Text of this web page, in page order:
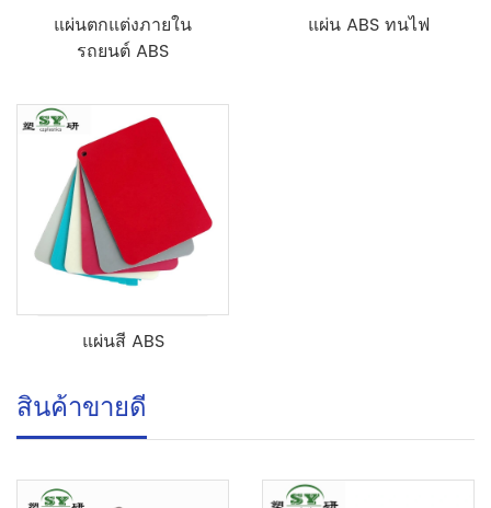
แผ่นตกแต่งภายใน
รถยนต์ ABS
แผ่น ABS ทนไฟ
แผ่นสี ABS
สินค้าขายดี